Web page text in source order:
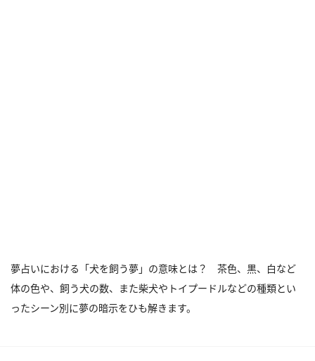
夢占いにおける「犬を飼う夢」の意味とは？ 茶色、黒、白など
体の色や、飼う犬の数、また柴犬やトイプードルなどの種類とい
ったシーン別に夢の暗示をひも解きます。